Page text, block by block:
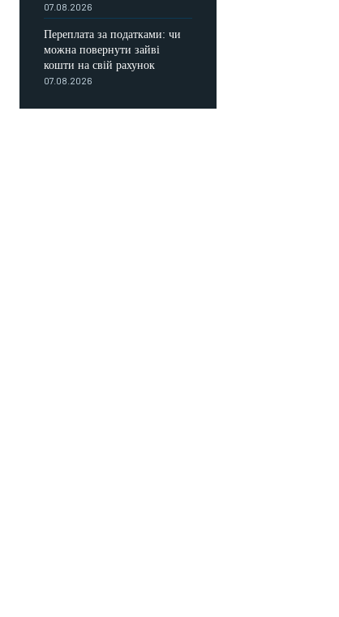
07.08.2026
Переплата за податками: чи
можна повернути зайві
кошти на свій рахунок
07.08.2026